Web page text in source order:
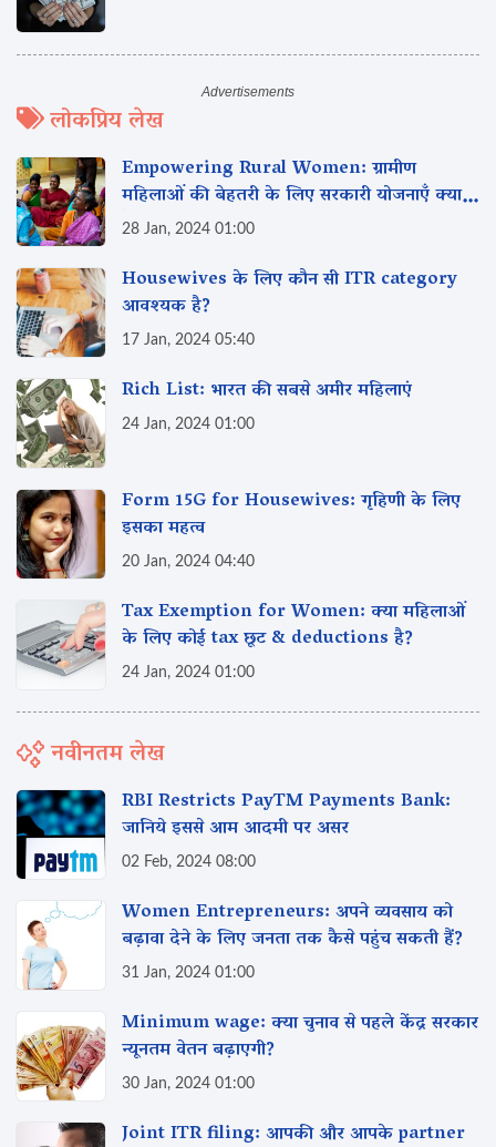
लोकप्रिय लेख
Empowering Rural Women: ग्रामीण
महिलाओं की बेहतरी के लिए सरकारी योजनाएँ क्या
हैं?
28 Jan, 2024 01:00
Housewives के लिए कौन सी ITR category
आवश्यक है?
17 Jan, 2024 05:40
Rich List: भारत की सबसे अमीर महिलाएं
24 Jan, 2024 01:00
Form 15G for Housewives: गृहिणी के लिए
इसका महत्व‌
20 Jan, 2024 04:40
Tax Exemption for Women: क्या महिलाओं
के लिए कोई tax छूट & deductions है?
24 Jan, 2024 01:00
नवीनतम लेख
RBI Restricts PayTM Payments Bank:
जानिये इससे आम आदमी पर असर‌
02 Feb, 2024 08:00
Women Entrepreneurs: अपने व्यवसाय को
बढ़ावा देने के लिए जनता तक कैसे पहुंच सकती हैं?
31 Jan, 2024 01:00
Minimum wage: क्या चुनाव से पहले केंद्र सरकार
न्यूनतम वेतन‌ बढ़ाएगी?
30 Jan, 2024 01:00
Joint ITR filing: आपकी और आपके partner